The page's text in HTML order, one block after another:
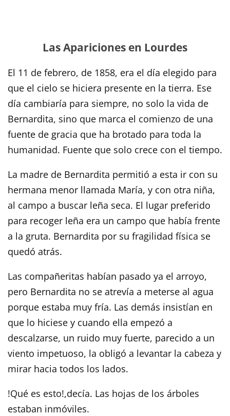
Las Apariciones en Lourdes
El 11 de febrero, de 1858, era el día elegido para
que el cielo se hiciera presente en la tierra. Ese
día cambiaría para siempre, no solo la vida de
Bernardita, sino que marca el comienzo de una
fuente de gracia que ha brotado para toda la
humanidad. Fuente que solo crece con el tiempo.
La madre de Bernardita permitió a esta ir con su
hermana menor llamada María, y con otra niña,
al campo a buscar leña seca. El lugar preferido
para recoger leña era un campo que había frente
a la gruta. Bernardita por su fragilidad física se
quedó atrás.
Las compañeritas habían pasado ya el arroyo,
pero Bernardita no se atrevía a meterse al agua
porque estaba muy fría. Las demás insistían en
que lo hiciese y cuando ella empezó a
descalzarse, un ruido muy fuerte, parecido a un
viento impetuoso, la obligó a levantar la cabeza y
mirar hacia todos los lados.
!Qué es esto!,decía. Las hojas de los árboles
estaban inmóviles.